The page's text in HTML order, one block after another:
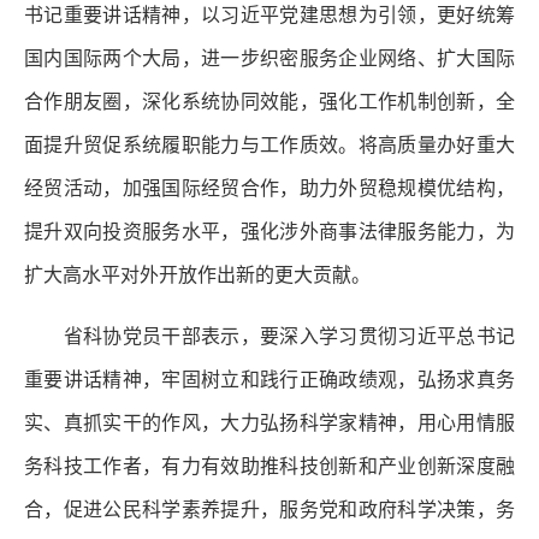
书记重要讲话精神，以习近平党建思想为引领，更好统筹
国内国际两个大局，进一步织密服务企业网络、扩大国际
合作朋友圈，深化系统协同效能，强化工作机制创新，全
面提升贸促系统履职能力与工作质效。将高质量办好重大
经贸活动，加强国际经贸合作，助力外贸稳规模优结构，
提升双向投资服务水平，强化涉外商事法律服务能力，为
扩大高水平对外开放作出新的更大贡献。
省科协党员干部表示，要深入学习贯彻习近平总书记
重要讲话精神，牢固树立和践行正确政绩观，弘扬求真务
实、真抓实干的作风，大力弘扬科学家精神，用心用情服
务科技工作者，有力有效助推科技创新和产业创新深度融
合，促进公民科学素养提升，服务党和政府科学决策，务